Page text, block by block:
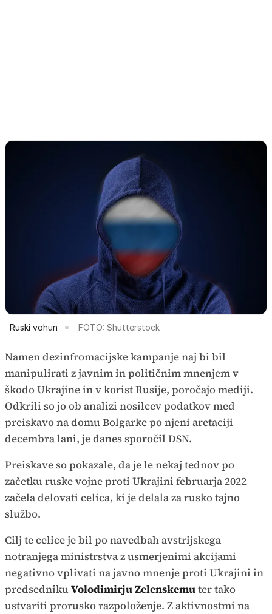
Ruski vohun FOTO: Shutterstock
Namen dezinfromacijske kampanje naj bi bil
manipulirati z javnim in političnim mnenjem v
škodo Ukrajine in v korist Rusije, poročajo mediji.
Odkrili so jo ob analizi nosilcev podatkov med
preiskavo na domu Bolgarke po njeni aretaciji
decembra lani, je danes sporočil DSN.
Preiskave so pokazale, da je le nekaj tednov po
začetku ruske vojne proti Ukrajini februarja 2022
začela delovati celica, ki je delala za rusko tajno
službo.
Cilj te celice je bil po navedbah avstrijskega
notranjega ministrstva z usmerjenimi akcijami
negativno vplivati na javno mnenje proti Ukrajini in
predsednikuVolodimirju Zelenskemuter tako
ustvariti prorusko razpoloženje. Z aktivnostmi na